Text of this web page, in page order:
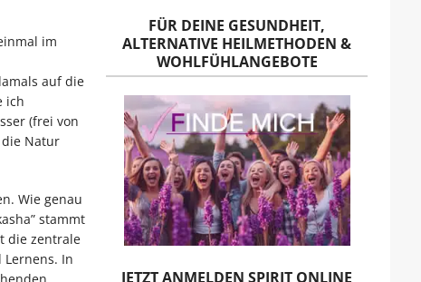
im
auf die
ich
(frei von
Natur
Wie genau
stammt
die zentrale
In
FÜR DEINE GESUNDHEIT,
ALTERNATIVE HEILMETHODEN &
WOHLFÜHLANGEBOTE
JETZT ANMELDEN SPIRIT ONLINE